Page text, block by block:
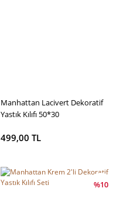
Manhattan Lacivert Dekoratif
Yastık Kılıfı 50*30
499,00 TL
%10